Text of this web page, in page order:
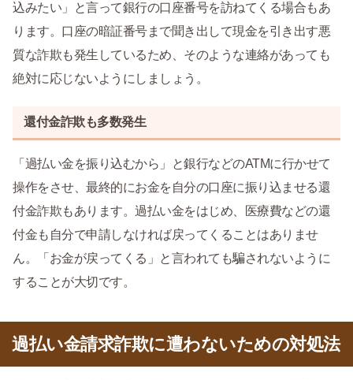
込みたい」と言って銀行の口座番号を訪ねてくる場合もあ
ります。口座の暗証番号まで聞き出して現金を引き出す悪
質な詐欺も発生しているため、そのような連絡があっても
絶対に応じないようにしましょう。
還付金詐欺も多数発生
「過払い金を振り込むから」と銀行などのATMに行かせて
操作をさせ、最終的にお金を自分の口座に振り込ませる還
付金詐欺もあります。過払い金をはじめ、医療費などの還
付金も自分で申請しなければ戻ってくることはありませ
ん。「お金が戻ってくる」と言われても騙されないように
することが大切です。
過払い金請求詐欺に遭わないための対処法